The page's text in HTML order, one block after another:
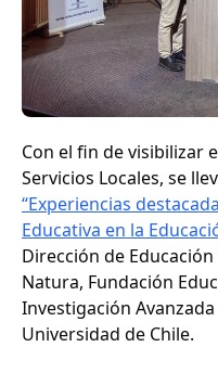
Con el fin de visibilizar
Servicios Locales, se
“Experiencias
Educativa en la
Dirección de
Natura, Fundación
Investigación
Universidad de Chile.